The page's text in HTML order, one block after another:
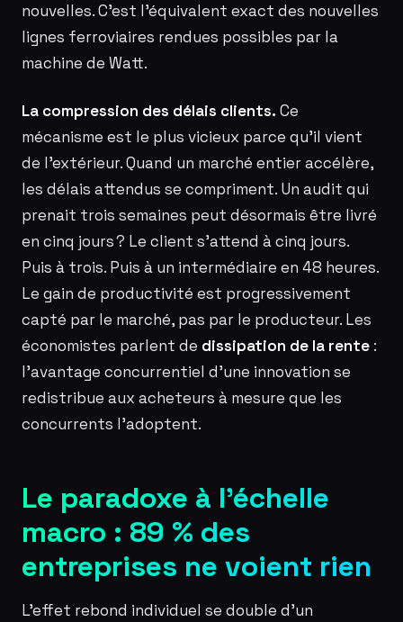
nouvelles. C’est l’équivalent exact des nouvelles
lignes ferroviaires rendues possibles par la
machine de Watt.
La compression des délais clients. Ce
mécanisme est le plus vicieux parce qu’il vient
de l’extérieur. Quand un marché entier accélère,
les délais attendus se compriment. Un audit qui
prenait trois semaines peut désormais être livré
en cinq jours ? Le client s’attend à cinq jours.
Puis à trois. Puis à un intermédiaire en 48 heures.
Le gain de productivité est progressivement
capté par le marché, pas par le producteur. Les
économistes parlent de dissipation de la rente :
l’avantage concurrentiel d’une innovation se
redistribue aux acheteurs à mesure que les
concurrents l’adoptent.
Le paradoxe à l’échelle
macro : 89 % des
entreprises ne voient rien
L’effet rebond individuel se double d’un